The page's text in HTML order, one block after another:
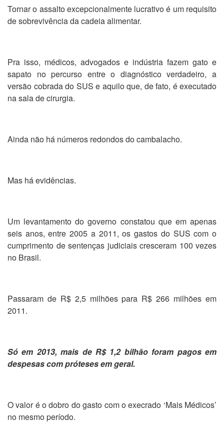
Tornar o assalto excepcionalmente lucrativo é um requisito
de sobrevivência da cadeia alimentar.
Pra isso, médicos, advogados e indústria fazem gato e
sapato no percurso entre o diagnóstico verdadeiro, a
versão cobrada do SUS e aquilo que, de fato, é executado
na sala de cirurgia.
Ainda não há números redondos do cambalacho.
Mas há evidências.
Um levantamento do governo constatou que em apenas
seis anos, entre 2005 a 2011, os gastos do SUS com o
cumprimento de sentenças judiciais cresceram 100 vezes
no Brasil.
Passaram de R$ 2,5 milhões para R$ 266 milhões em
2011.
Só em 2013, mais de R$ 1,2 bilhão foram pagos em
despesas com próteses em geral.
O valor é o dobro do gasto com o execrado ‘Mais Médicos’
no mesmo período.